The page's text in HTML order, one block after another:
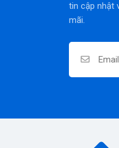
tin cập nhật
mãi.